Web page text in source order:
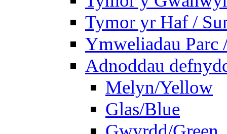
Tymor yr Haf /
Ymweliadau Parc
Adnoddau
Melyn/Yellow
Glas/Blue